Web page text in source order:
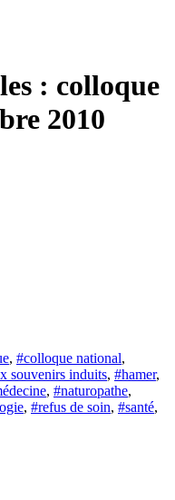
: colloque
2010
, #colloque national,
souvenirs induits, #hamer,
, #naturopathe,
, #refus de soin, #santé,